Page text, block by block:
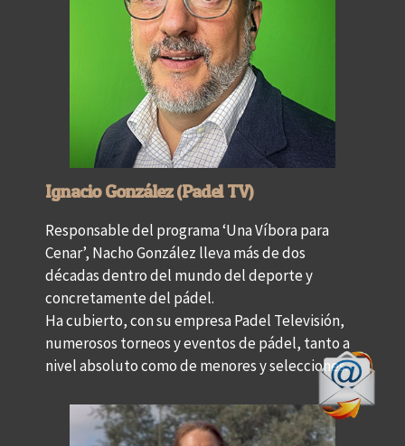
Ignacio González (Padel TV)
Responsable del programa ‘Una Víbora para
Cenar’, Nacho González lleva más de dos
décadas dentro del mundo del deporte y
concretamente del pádel.
Ha cubierto, con su empresa Padel Televisión,
numerosos torneos y eventos de pádel, tanto a
nivel absoluto como de menores y selecciones.